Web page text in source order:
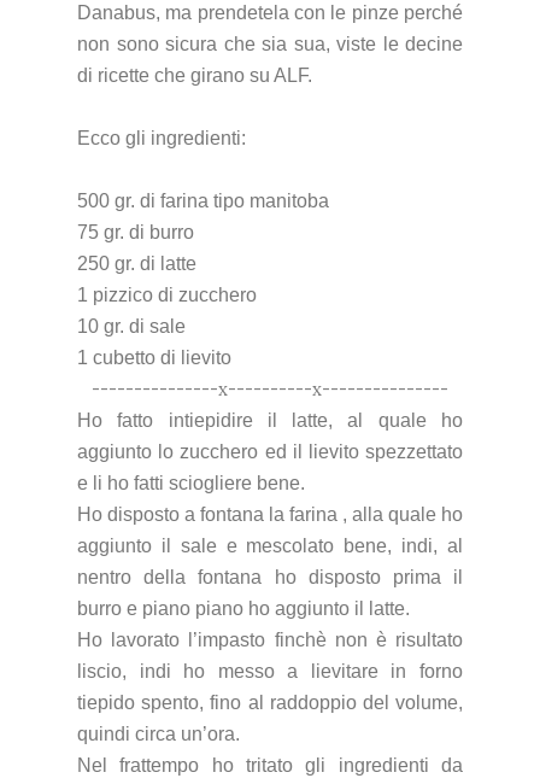
Danabus, ma prendetela con le pinze perché
non sono sicura che sia sua, viste le decine
di ricette che girano su ALF.
Ecco gli ingredienti:
500 gr. di farina tipo manitoba
75 gr. di burro
250 gr. di latte
1 pizzico di zucchero
10 gr. di sale
1 cubetto di lievito
---------------x----------x---------------
Ho fatto intiepidire il latte, al quale ho
aggiunto lo zucchero ed il lievito spezzettato
e li ho fatti sciogliere bene.
Ho disposto a fontana la farina , alla quale ho
aggiunto il sale e mescolato bene, indi, al
nentro della fontana ho disposto prima il
burro e piano piano ho aggiunto il latte.
Ho lavorato l’impasto finchè non è risultato
liscio, indi ho messo a lievitare in forno
tiepido spento, fino al raddoppio del volume,
quindi circa un’ora.
Nel frattempo ho tritato gli ingredienti da